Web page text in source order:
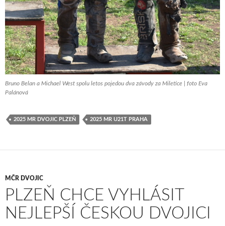
Bruno Belan a Michael West spolu letos pojedou dva závody za Miletice | foto Eva
Palánová
2025 MR DVOJIC PLZEŇ 2025 MR U21T PRAHA
MČR DVOJIC
PLZEŇ CHCE VYHLÁSIT
NEJLEPŠÍ ČESKOU DVOJICI